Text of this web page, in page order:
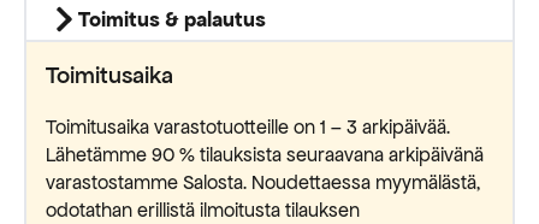
Toimitus & palautus
Toimitusaika
Toimitusaika varastotuotteille on 1 – 3 arkipäivää.
Lähetämme 90 % tilauksista seuraavana arkipäivänä
varastostamme Salosta. Noudettaessa myymälästä,
odotathan erillistä ilmoitusta tilauksen